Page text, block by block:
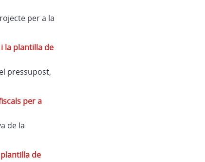
per a la
i la plantilla de
pressupost,
per a
de la
plantilla de